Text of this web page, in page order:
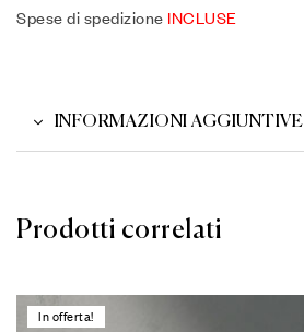
Spese di spedizione INCLUSE
INFORMAZIONI AGGIUNTIVE
Prodotti correlati
In offerta!